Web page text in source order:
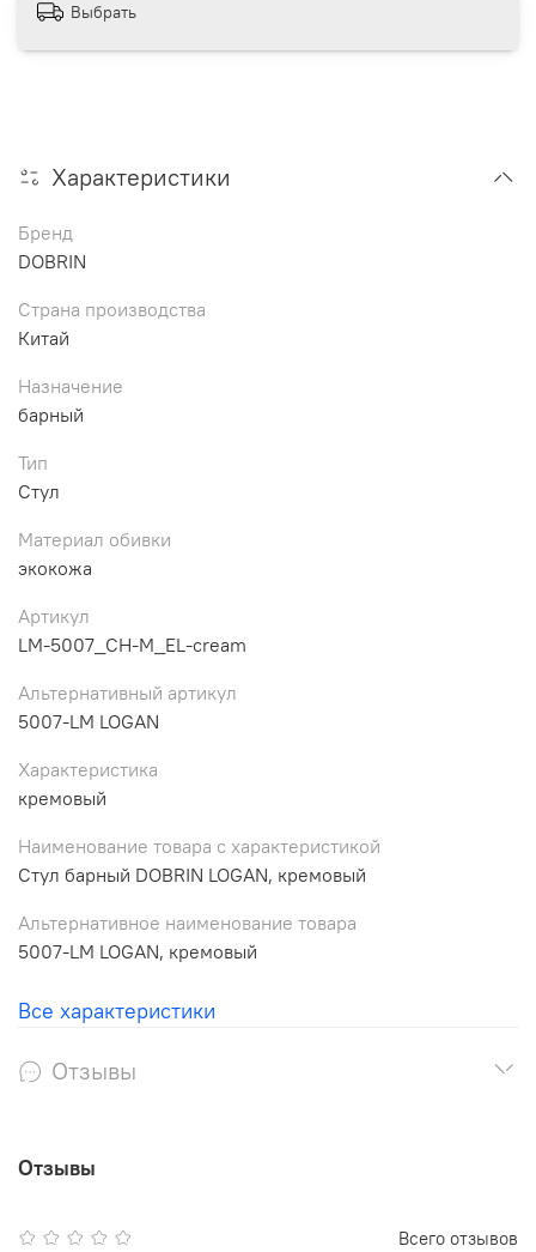
Выбрать
Характеристики
Бренд
DOBRIN
Страна производства
Китай
Назначение
барный
Тип
Стул
Материал обивки
экокожа
Артикул
LM-5007_CH-M_EL-cream
Альтернативный артикул
5007-LM LOGAN
Характеристика
кремовый
Наименование товара с характеристикой
Стул барный DOBRIN LOGAN, кремовый
Альтернативное наименование товара
5007-LM LOGAN, кремовый
Все характеристики
Отзывы
Отзывы
Всего отзывов